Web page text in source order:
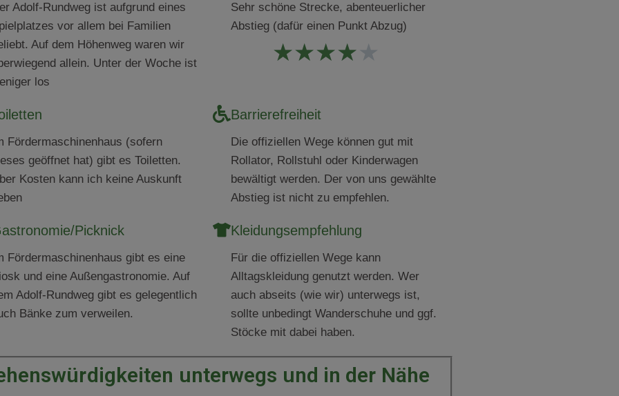
Adolf-Rundweg ist aufgrund eines
vor allem bei Familien
Auf dem Höhenweg waren wir
allein. Unter der Woche ist
los
Sehr schöne Strecke, abenteuerlicher
Abstieg (dafür einen Punkt Abzug)
★★★★★
Fördermaschinenhaus (sofern
geöffnet hat) gibt es Toiletten.
Kosten kann ich keine Auskunft
Barrierefreiheit
Die offiziellen Wege können gut mit
Rollator, Rollstuhl oder Kinderwagen
bewältigt werden. Der von uns gewählte
Abstieg ist nicht zu empfehlen.
Picknick
Fördermaschinenhaus gibt es eine
und eine Außengastronomie. Auf
Adolf-Rundweg gibt es gelegentlich
Bänke zum verweilen.
Kleidungsempfehlung
Für die offiziellen Wege kann
Alltagskleidung genutzt werden. Wer
auch abseits (wie wir) unterwegs ist,
sollte unbedingt Wanderschuhe und ggf.
Stöcke mit dabei haben.
unterwegs und in der Nähe